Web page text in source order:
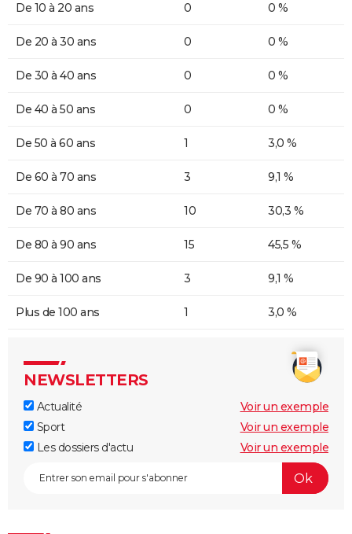
De 10 à 20 ans 0 0 %
De 20 à 30 ans 0 0 %
De 30 à 40 ans 0 0 %
De 40 à 50 ans 0 0 %
De 50 à 60 ans 1 3,0 %
De 60 à 70 ans 3 9,1 %
De 70 à 80 ans 10 30,3 %
De 80 à 90 ans 15 45,5 %
De 90 à 100 ans 3 9,1 %
Plus de 100 ans 1 3,0 %
NEWSLETTERS
Actualité
Voir un exemple
Sport
Voir un exemple
Les dossiers d'actu
Voir un exemple